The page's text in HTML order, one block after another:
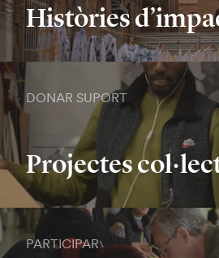
Històries
DONAR SUPORT
Projectes
PARTICIPAR